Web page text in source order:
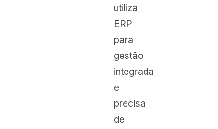
utiliza
ERP
para
gestão
integrada
e
precisa
de